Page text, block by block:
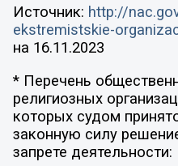
Источник: http://
ekstremistskie-
на 16.11.2023
* Перечень
религиозных
которых судом
законную силу
запрете деятельности: